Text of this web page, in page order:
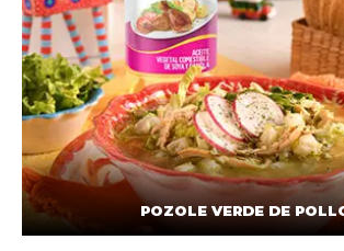
POZOLE VERDE DE